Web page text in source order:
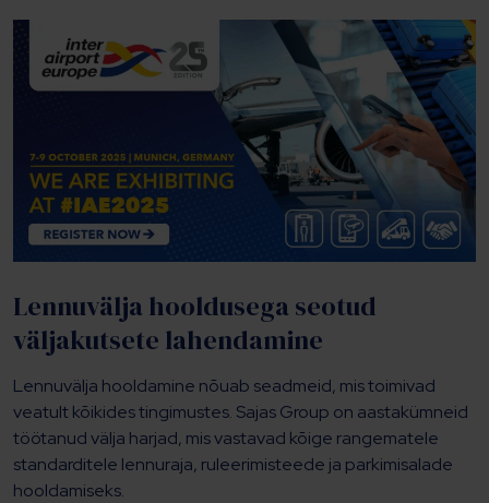
Lennuvälja hooldusega seotud
väljakutsete lahendamine
Lennuvälja hooldamine nõuab seadmeid, mis toimivad
veatult kõikides tingimustes. Sajas Group on aastakümneid
töötanud välja harjad, mis vastavad kõige rangematele
standarditele lennuraja, ruleerimisteede ja parkimisalade
hooldamiseks.